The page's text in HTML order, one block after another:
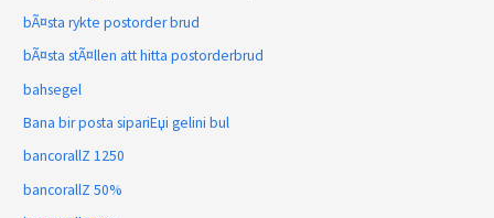
bÃ¤sta rykte postorder brud
bÃ¤sta stÃ¤llen att hitta postorderbrud
bahsegel
Bana bir posta sipariЕџi gelini bul
bancorallZ 1250
bancorallZ 50%